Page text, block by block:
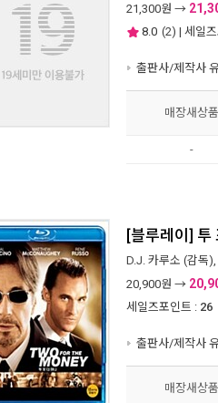
21,300원 →
8.0 (2) | 세일
출판사/제작사
매장새상품
-
[블루레이] 투
D.J. 카루소 (감독),
20,900원 →
세일즈포인트 : 26
출판사/제작사
매장새상품